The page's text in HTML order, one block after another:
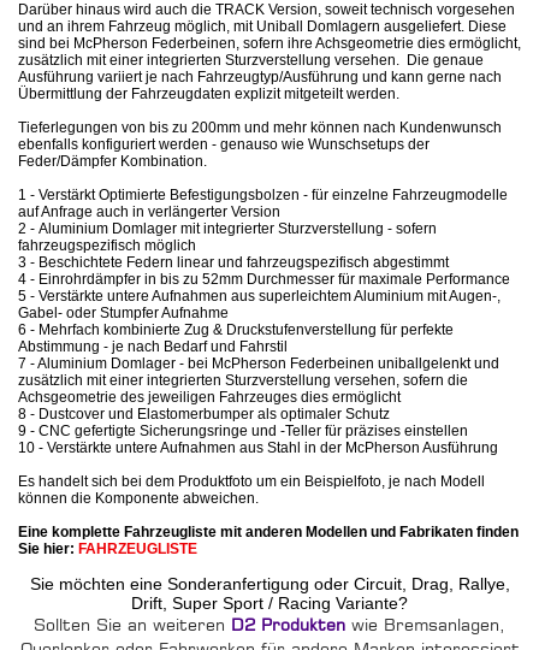
Darüber hinaus wird auch die TRACK Version, soweit technisch vorgesehen
und an ihrem Fahrzeug möglich, mit Uniball Domlagern ausgeliefert. Diese
sind bei McPherson Federbeinen, sofern ihre Achsgeometrie dies ermöglicht,
zusätzlich mit einer integrierten Sturzverstellung versehen. Die genaue
Ausführung variiert je nach Fahrzeugtyp/Ausführung und kann gerne nach
Übermittlung der Fahrzeugdaten explizit mitgeteilt werden.
Tieferlegungen von bis zu 200mm und mehr können nach Kundenwunsch
ebenfalls konfiguriert werden - genauso wie Wunschsetups der
Feder/Dämpfer Kombination.
1 - Verstärkt Optimierte Befestigungsbolzen - für einzelne Fahrzeugmodelle
auf Anfrage auch in verlängerter Version
2 - Aluminium Domlager mit integrierter Sturzverstellung - sofern
fahrzeugspezifisch möglich
3 - Beschichtete Federn linear und fahrzeugspezifisch abgestimmt
4 - Einrohrdämpfer in bis zu 52mm Durchmesser für maximale Performance
5 - Verstärkte untere Aufnahmen aus superleichtem Aluminium mit Augen-,
Gabel- oder Stumpfer Aufnahme
6 - Mehrfach kombinierte Zug & Druckstufenverstellung für perfekte
Abstimmung - je nach Bedarf und Fahrstil
7 - Aluminium Domlager - bei McPherson Federbeinen uniballgelenkt und
zusätzlich mit einer integrierten Sturzverstellung versehen, sofern die
Achsgeometrie des jeweiligen Fahrzeuges dies ermöglicht
8 - Dustcover und Elastomerbumper als optimaler Schutz
9 - CNC gefertigte Sicherungsringe und -Teller für präzises einstellen
10 - Verstärkte untere Aufnahmen aus Stahl in der McPherson Ausführung
Es handelt sich bei dem Produktfoto um ein Beispielfoto, je nach Modell
können die Komponente abweichen.
Eine komplette Fahrzeugliste mit anderen Modellen und Fabrikaten finden
Sie hier: FAHRZEUGLISTE
Sie möchten eine Sonderanfertigung oder Circuit, Drag, Rallye,
Drift, Super Sport / Racing Variante?
Sollten Sie an weiteren D2 Produkten wie Bremsanlagen,